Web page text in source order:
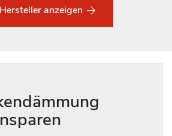
anzeigen